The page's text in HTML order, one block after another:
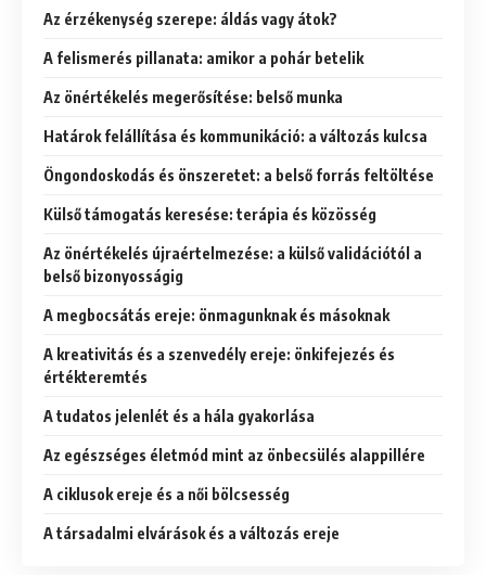
Az érzékenység szerepe: áldás vagy átok?
A felismerés pillanata: amikor a pohár betelik
Az önértékelés megerősítése: belső munka
Határok felállítása és kommunikáció: a változás kulcsa
Öngondoskodás és önszeretet: a belső forrás feltöltése
Külső támogatás keresése: terápia és közösség
Az önértékelés újraértelmezése: a külső validációtól a
belső bizonyosságig
A megbocsátás ereje: önmagunknak és másoknak
A kreativitás és a szenvedély ereje: önkifejezés és
értékteremtés
A tudatos jelenlét és a hála gyakorlása
Az egészséges életmód mint az önbecsülés alappillére
A ciklusok ereje és a női bölcsesség
A társadalmi elvárások és a változás ereje